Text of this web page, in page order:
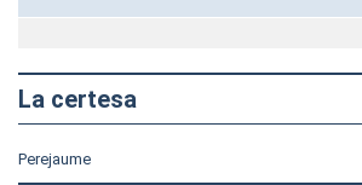
La certesa
Perejaume